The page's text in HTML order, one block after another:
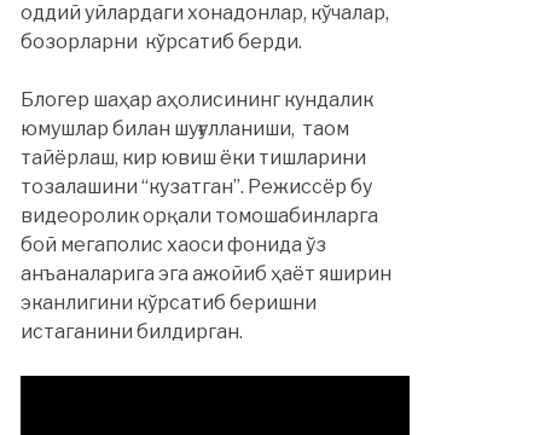
оддий уйлардаги хонадонлар, кўчалар,
бозорларни кўрсатиб берди.
Блогер шаҳар аҳолисининг кундалик
юмушлар билан шуғулланиши, таом
тайёрлаш, кир ювиш ёки тишларини
тозалашини “кузатган”. Режиссёр бу
видеоролик орқали томошабинларга
бой мегаполис хаоси фонида ўз
анъаналарига эга ажойиб ҳаёт яширин
эканлигини кўрсатиб беришни
истаганини билдирган.